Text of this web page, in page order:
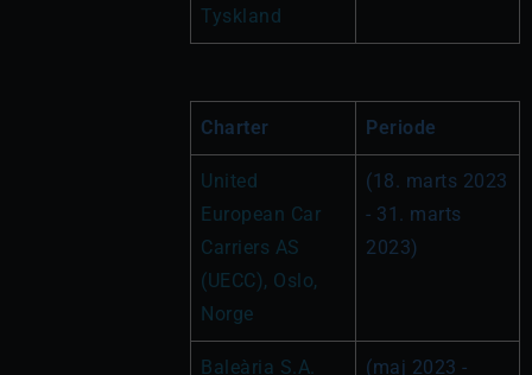
Tyskland
Charter Periode
United
European Car
Carriers AS
(UECC), Oslo,
Norge
(18. marts 2023
- 31. marts
2023)
Baleària S.A.
(maj 2023 -